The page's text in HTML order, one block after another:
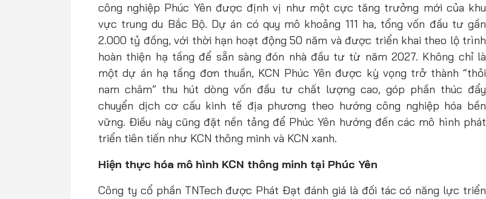
công nghiệp Phúc Yên được định vị như một cực tăng trưởng mới của khu
vực trung du Bắc Bộ. Dự án có quy mô khoảng 111 ha, tổng vốn đầu tư gần
2.000 tỷ đồng, với thời hạn hoạt động 50 năm và được triển khai theo lộ trình
hoàn thiện hạ tầng để sẵn sàng đón nhà đầu tư từ năm 2027. Không chỉ là
một dự án hạ tầng đơn thuần, KCN Phúc Yên được kỳ vọng trở thành “thỏi
nam châm” thu hút dòng vốn đầu tư chất lượng cao, góp phần thúc đẩy
chuyển dịch cơ cấu kinh tế địa phương theo hướng công nghiệp hóa bền
vững. Điều này cũng đặt nền tảng để Phúc Yên hướng đến các mô hình phát
triển tiên tiến như KCN thông minh và KCN xanh.
Hiện thực hóa mô hình KCN thông minh tại Phúc Yên
Công ty cổ phần TNTech được Phát Đạt đánh giá là đối tác có năng lực triển